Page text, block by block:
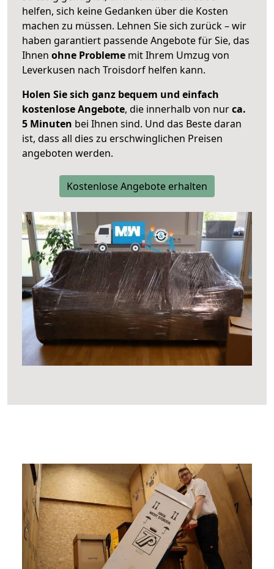
helfen, sich keine Gedanken über die Kosten
machen zu müssen. Lehnen Sie sich zurück – wir
haben garantiert passende Angebote für Sie, das
Ihnen ohne Probleme mit Ihrem Umzug von
Leverkusen nach Troisdorf helfen kann.
Holen Sie sich ganz bequem und einfach
kostenlose Angebote, die innerhalb von nurca.
5 Minuten bei Ihnen sind. Und das Beste daran
ist, dass all dies zu erschwinglichen Preisen
angeboten werden.
Kostenlose Angebote erhalten